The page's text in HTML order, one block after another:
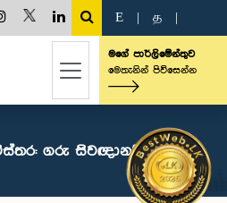
E த
මගේ පාර්ලිමේන්තුව
මෙතැනින් පිවිසෙන්න
ගරු සිවඥානම් ශ්‍රීතරන්